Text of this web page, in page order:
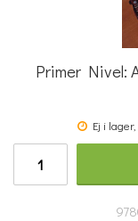
Benjamin Britten:
Primer Nivel:
Ej i